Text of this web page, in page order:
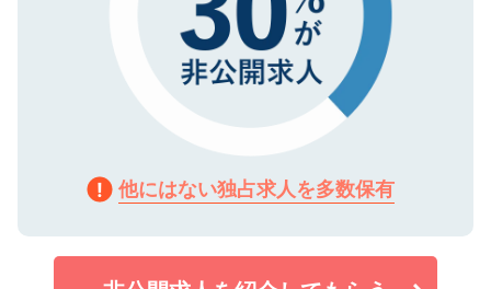
他にはない独占求人を多数保有